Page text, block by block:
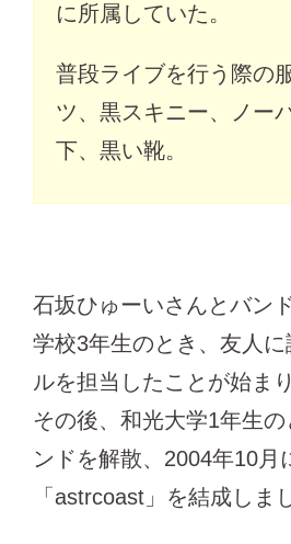
に所属していた。
普段ライブを行う際の
ツ、黒スキニー、ノー
下、黒い靴。
石坂ひゅーいさんとバン
学校3年生のとき、友人
ルを担当したことが始ま
その後、和光大学1年生
ンドを解散、2004年10月
「astrcoast」を結成しま